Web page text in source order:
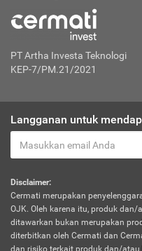
PT Artha Investa Teknologi
KEP-7/PM.21/2021
Langganan untuk
Disclaimer:
Cermati merupakan
OJK. Oleh karena itu, produk
ditawarkan bukan merupakan
diterbitkan oleh Cermati dan
dan risiko terkait produk dan/